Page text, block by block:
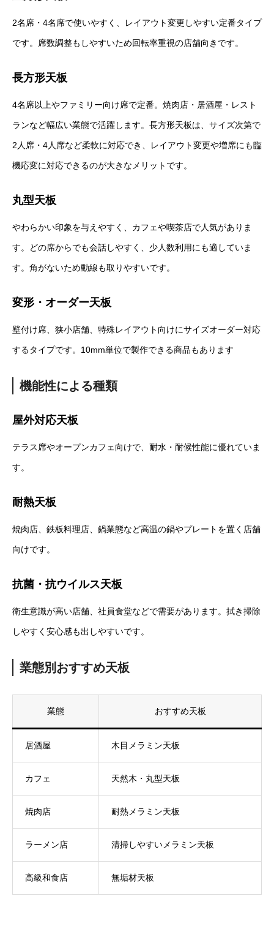
2名席・4名席で使いやすく、レイアウト変更しやすい定番タイプ
です。席数調整もしやすいため回転率重視の店舗向きです。
長方形天板
4名席以上やファミリー向け席で定番。焼肉店・居酒屋・レスト
ランなど幅広い業態で活躍します。長方形天板は、サイズ次第で
2人席・4人席など柔軟に対応でき、レイアウト変更や増席にも臨
機応変に対応できるのが大きなメリットです。
丸型天板
やわらかい印象を与えやすく、カフェや喫茶店で人気がありま
す。どの席からでも会話しやすく、少人数利用にも適していま
す。角がないため動線も取りやすいです。
変形・オーダー天板
壁付け席、狭小店舗、特殊レイアウト向けにサイズオーダー対応
するタイプです。10mm単位で製作できる商品もあります
機能性による種類
屋外対応天板
テラス席やオープンカフェ向けで、耐水・耐候性能に優れていま
す。
耐熱天板
焼肉店、鉄板料理店、鍋業態など高温の鍋やプレートを置く店舗
向けです。
抗菌・抗ウイルス天板
衛生意識が高い店舗、社員食堂などで需要があります。拭き掃除
しやすく安心感も出しやすいです。
業態別おすすめ天板
業態 おすすめ天板
居酒屋 木目メラミン天板
カフェ 天然木・丸型天板
焼肉店 耐熱メラミン天板
ラーメン店 清掃しやすいメラミン天板
高級和食店 無垢材天板